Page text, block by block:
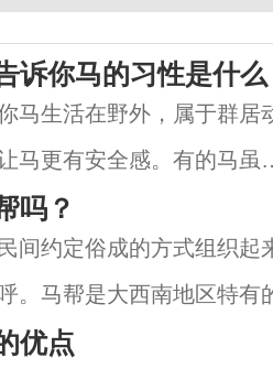
诉你马的习性是什
马生活在野外，属于群居
马更有安全感。有的马虽
马也很需要同伴。马交通
物，如狗、山羊甚至驴，
一群生活在一起的马很有
吗？
间约定俗成的方式组织起
。马帮是大西南地区特有
古道主要的运载手段，面
优点